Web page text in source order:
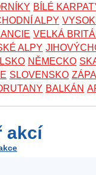
BÍLÉ
ALPY
VELKÁ
ALPY
NĚMECKO
SLOVENSKO
BALKÁN
akcí